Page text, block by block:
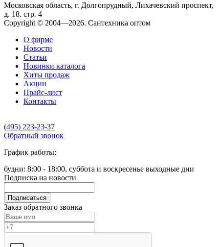
Московская область, г. Долгопрудный, Лихачевский проспект,
д. 18, стр. 4
Copyright © 2004—2026. Сантехника оптом
О фирме
Новости
Статьи
Новинки каталога
Хиты продаж
Акции
Прайс-лист
Контакты
(495) 223-23-37
Обратный звонок
График работы:
будни: 8:00 - 18:00, суббота и воскресенье выходные дни
Подписка на новости
Подписаться
Заказ обратного звонка